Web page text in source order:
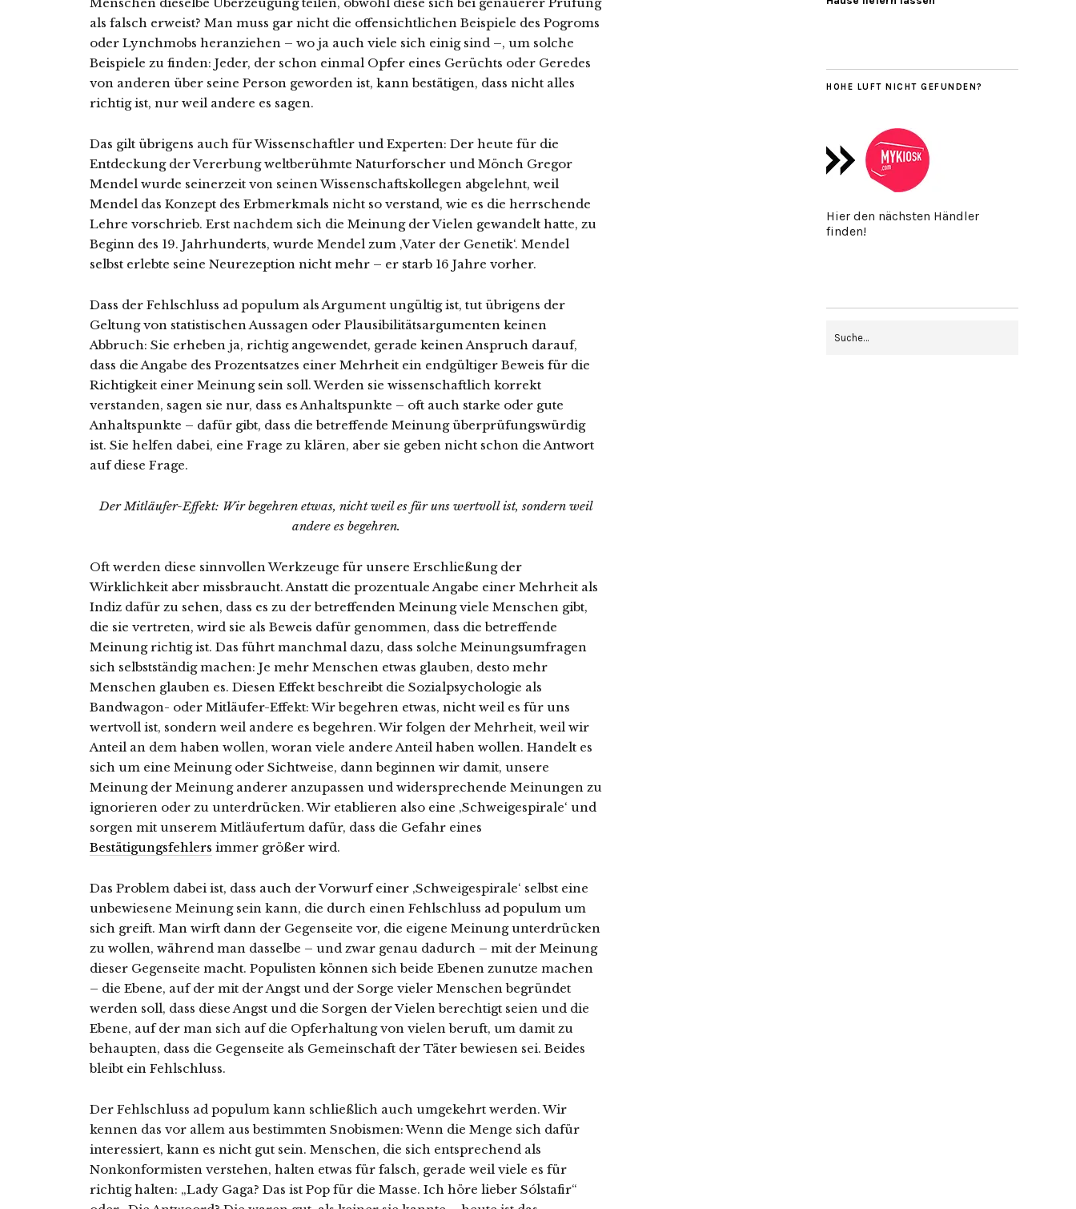
als falsch erweist? Man muss gar nicht die offensichtlichen Beispiele des Pogroms
oder Lynchmobs heranziehen – wo ja auch viele sich einig sind –, um solche
Beispiele zu finden: Jeder, der schon einmal Opfer eines Gerüchts oder Geredes
von anderen über seine Person geworden ist, kann bestätigen, dass nicht alles
richtig ist, nur weil andere es sagen.
Das gilt übrigens auch für Wissenschaftler und Experten: Der heute für die
Entdeckung der Vererbung weltberühmte Naturforscher und Mönch Gregor
Mendel wurde seinerzeit von seinen Wissenschaftskollegen abgelehnt, weil
Mendel das Konzept des Erbmerkmals nicht so verstand, wie es die herrschende
Lehre vorschrieb. Erst nachdem sich die Meinung der Vielen gewandelt hatte, zu
Beginn des 19. Jahrhunderts, wurde Mendel zum ‚Vater der Genetik‘. Mendel
selbst erlebte seine Neurezeption nicht mehr – er starb 16 Jahre vorher.
Dass der Fehlschluss ad populum als Argument ungültig ist, tut übrigens der
Geltung von statistischen Aussagen oder Plausibilitätsargumenten keinen
Abbruch: Sie erheben ja, richtig angewendet, gerade keinen Anspruch darauf,
dass die Angabe des Prozentsatzes einer Mehrheit ein endgültiger Beweis für die
Richtigkeit einer Meinung sein soll. Werden sie wissenschaftlich korrekt
verstanden, sagen sie nur, dass es Anhaltspunkte – oft auch starke oder gute
Anhaltspunkte – dafür gibt, dass die betreffende Meinung überprüfungswürdig
ist. Sie helfen dabei, eine Frage zu klären, aber sie geben nicht schon die Antwort
auf diese Frage.
Der Mitläufer-Effekt: Wir begehren etwas, nicht weil es für uns wertvoll ist, sondern weil
andere es begehren.
Oft werden diese sinnvollen Werkzeuge für unsere Erschließung der
Wirklichkeit aber missbraucht. Anstatt die prozentuale Angabe einer Mehrheit als
Indiz dafür zu sehen, dass es zu der betreffenden Meinung viele Menschen gibt,
die sie vertreten, wird sie als Beweis dafür genommen, dass die betreffende
Meinung richtig ist. Das führt manchmal dazu, dass solche Meinungsumfragen
sich selbstständig machen: Je mehr Menschen etwas glauben, desto mehr
Menschen glauben es. Diesen Effekt beschreibt die Sozialpsychologie als
Bandwagon- oder Mitläufer-Effekt: Wir begehren etwas, nicht weil es für uns
wertvoll ist, sondern weil andere es begehren. Wir folgen der Mehrheit, weil wir
Anteil an dem haben wollen, woran viele andere Anteil haben wollen. Handelt es
sich um eine Meinung oder Sichtweise, dann beginnen wir damit, unsere
Meinung der Meinung anderer anzupassen und widersprechende Meinungen zu
ignorieren oder zu unterdrücken. Wir etablieren also eine ‚Schweigespirale‘ und
sorgen mit unserem Mitläufertum dafür, dass die Gefahr eines
Bestätigungsfehlers immer größer wird.
Das Problem dabei ist, dass auch der Vorwurf einer ‚Schweigespirale‘ selbst eine
unbewiesene Meinung sein kann, die durch einen Fehlschluss ad populum um
sich greift. Man wirft dann der Gegenseite vor, die eigene Meinung unterdrücken
zu wollen, während man dasselbe – und zwar genau dadurch – mit der Meinung
dieser Gegenseite macht. Populisten können sich beide Ebenen zunutze machen
– die Ebene, auf der mit der Angst und der Sorge vieler Menschen begründet
werden soll, dass diese Angst und die Sorgen der Vielen berechtigt seien und die
Ebene, auf der man sich auf die Opferhaltung von vielen beruft, um damit zu
behaupten, dass die Gegenseite als Gemeinschaft der Täter bewiesen sei. Beides
bleibt ein Fehlschluss.
Der Fehlschluss ad populum kann schließlich auch umgekehrt werden. Wir
kennen das vor allem aus bestimmten Snobismen: Wenn die Menge sich dafür
interessiert, kann es nicht gut sein. Menschen, die sich entsprechend als
Nonkonformisten verstehen, halten etwas für falsch, gerade weil viele es für
richtig halten: „Lady Gaga? Das ist Pop für die Masse. Ich höre lieber Sólstafir“
HOHE LUFT NICHT GEFUNDEN?
Hier den nächsten Händler
finden!